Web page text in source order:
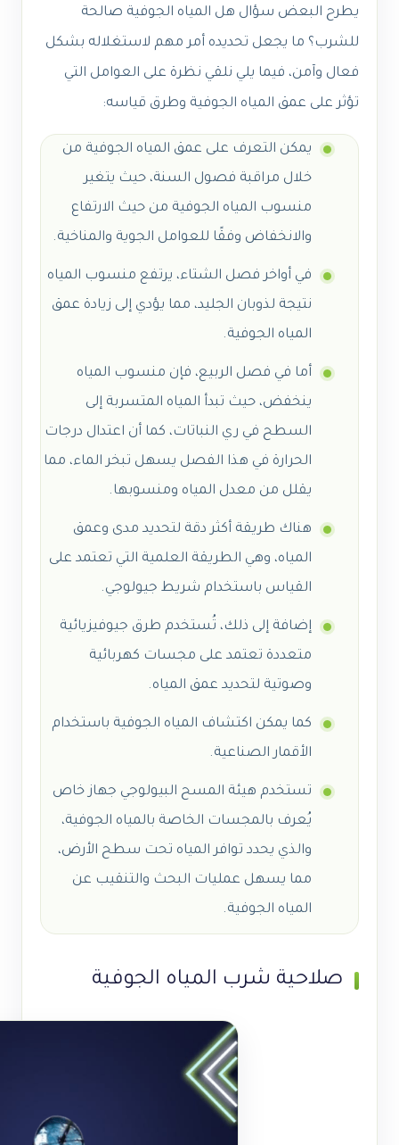
يطرح البعض سؤال هل المياه الجوفية صالحة
للشرب؟ ما يجعل تحديده أمر مهم لاستغلاله بشكل
فعال وآمن، فيما يلي نلقي نظرة على العوامل التي
تؤثر على عمق المياه الجوفية وطرق قياسه:
يمكن التعرف على عمق المياه الجوفية من
خلال مراقبة فصول السنة، حيث يتغير
منسوب المياه الجوفية من حيث الارتفاع
والانخفاض وفقًا للعوامل الجوية والمناخية.
في أواخر فصل الشتاء، يرتفع منسوب المياه
نتيجة لذوبان الجليد، مما يؤدي إلى زيادة عمق
المياه الجوفية.
أما في فصل الربيع، فإن منسوب المياه
ينخفض، حيث تبدأ المياه المتسربة إلى
السطح في ري النباتات، كما أن اعتدال درجات
الحرارة في هذا الفصل يسهل تبخر الماء، مما
يقلل من معدل المياه ومنسوبها.
هناك طريقة أكثر دقة لتحديد مدى وعمق
المياه، وهي الطريقة العلمية التي تعتمد على
القياس باستخدام شريط جيولوجي.
إضافة إلى ذلك، تُستخدم طرق جيوفيزيائية
متعددة تعتمد على مجسات كهربائية
وصوتية لتحديد عمق المياه.
كما يمكن اكتشاف المياه الجوفية باستخدام
الأقمار الصناعية.
تستخدم هيئة المسح البيولوجي جهاز خاص
يُعرف بالمجسات الخاصة بالمياه الجوفية،
والذي يحدد توافر المياه تحت سطح الأرض،
مما يسهل عمليات البحث والتنقيب عن
المياه الجوفية.
صلاحية شرب المياه الجوفية